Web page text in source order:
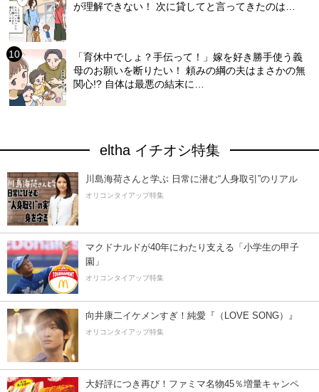
が理解できない！ 次に貸してと言ってきたのは…
「育休中でしょ？手伝って！」嫁を好き勝手使う義
母のお願いを断りたい！ 頼みの綱の夫はまさかの無
関心!? 自体は最悪の結末に…
eltha イチオシ特集
川島海荷さんと学ぶ 日常に潜む“人身取引”のリアル
オリコンタイアップ特集
マクドナルドが40年にわたり支える「小学生の甲子
園」
オリコンタイアップ特集
向井康二イケメンすぎ！純愛『（LOVE SONG）』
オリコンタイアップ特集
大好評につき再び！ファミマ名物45％増量キャンペ